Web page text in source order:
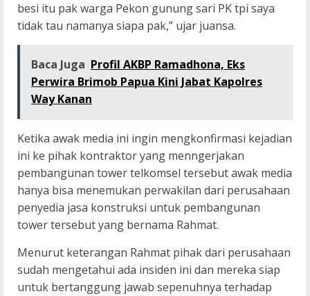
besi itu pak warga Pekon gunung sari PK tpi saya
tidak tau namanya siapa pak,” ujar juansa.
Baca Juga Profil AKBP Ramadhona, Eks
Perwira Brimob Papua Kini Jabat Kapolres
Way Kanan
Ketika awak media ini ingin mengkonfirmasi kejadian
ini ke pihak kontraktor yang menngerjakan
pembangunan tower telkomsel tersebut awak media
hanya bisa menemukan perwakilan dari perusahaan
penyedia jasa konstruksi untuk pembangunan
tower tersebut yang bernama Rahmat.
Menurut keterangan Rahmat pihak dari perusahaan
sudah mengetahui ada insiden ini dan mereka siap
untuk bertanggung jawab sepenuhnya terhadap